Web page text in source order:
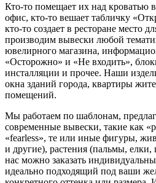
Кто-то помещает их над кроватью
офис, кто-то вешает табличку
кто-то создает в ресторане место
производим вывески любой
ювелирного магазина,
«Осторожно» и «Не входить»,
инсталляции и прочее. Наши
окна зданий города, квартиры
помещений.
Мы работаем по шаблонам,
современные вывески, такие как
«fearless», те или иные фигуры,
и другие), растения (пальмы,
нас можно заказать
идеально подходящий под ваши